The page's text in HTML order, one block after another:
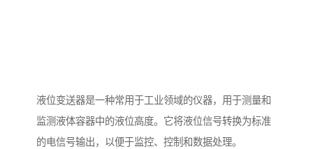
液位变送器是一种常用于工业领域的仪器，用于测量和
监测液体容器中的液位高度。它将液位信号转换为标准
的电信号输出，以便于监控、控制和数据处理。